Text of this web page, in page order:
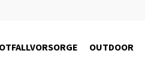
OUTDOOR